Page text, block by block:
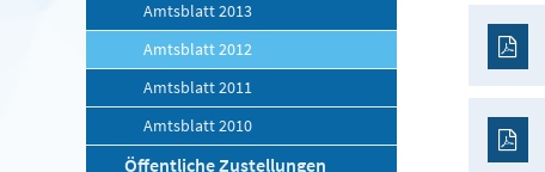
Amtsblatt 2013
Amtsblatt 2012
Amtsblatt 2011
Amtsblatt 2010
Öffentliche Zustellungen